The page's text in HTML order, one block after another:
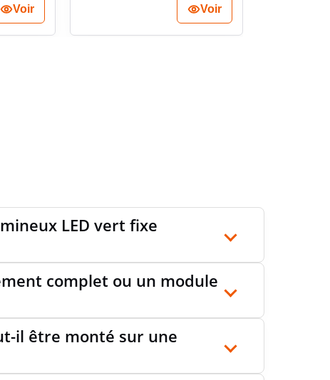
Voir Voir
LED vert fixe
complet ou un module
il être monté sur une